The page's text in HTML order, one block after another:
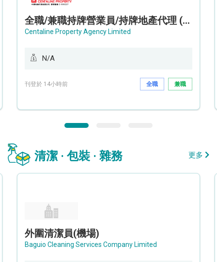
全職/兼職持牌營業員/持牌地產代理 (長沙灣/將軍澳/油塘)
Centaline Property Agency Limited
N/A
刊登於 14小時前 全職 兼職
清潔 · 包裝 · 雜務 更多
外圍清潔員(機場)
Baguio Cleaning Services Company Limited